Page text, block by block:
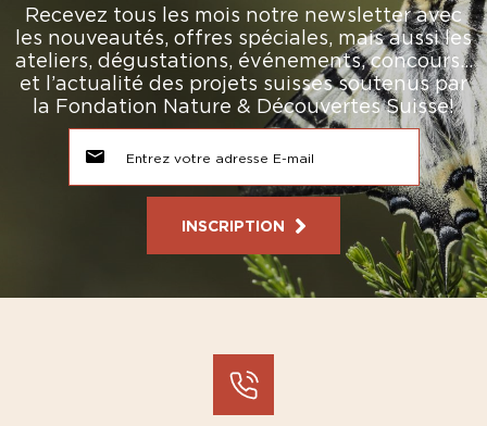
Recevez tous les mois notre newsletter avec
les nouveautés, offres spéciales, mais aussi les
ateliers, dégustations, événements, concours…
et l’actualité des projets suisses soutenus par
la Fondation Nature & Découvertes Suisse!
INSCRIPTION